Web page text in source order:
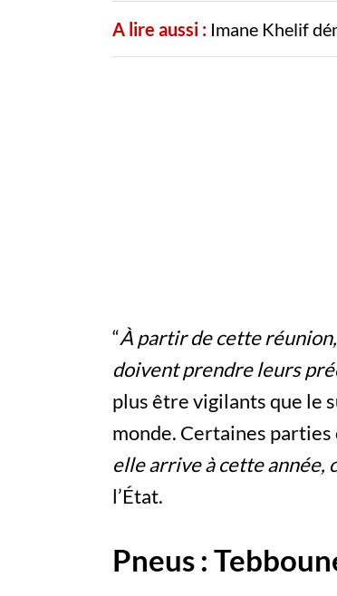
A lire aussi : Imane Khelif
“À partir de cette
doivent prendre leurs
plus être vigilants que le
monde. Certaines parties
elle arrive à cette année,
l’État.
Pneus :